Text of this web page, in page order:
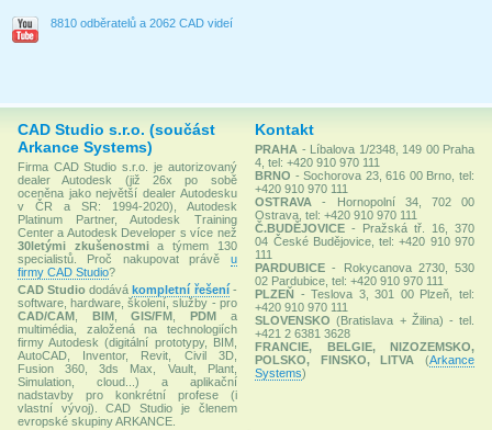
8810 odběratelů a 2062 CAD videí
CAD Studio s.r.o. (součást
Arkance Systems)
Firma CAD Studio s.r.o. je autorizovaný
dealer Autodesk (již 26x po sobě
oceněna jako největší dealer Autodesku
v ČR a SR: 1994-2020), Autodesk
Platinum Partner, Autodesk Training
Center a Autodesk Developer s více než
30letými zkušenostmia týmem 130
specialistů. Proč nakupovat právě u
firmy CAD Studio?
CAD Studio dodávákompletní řešení-
software, hardware, školení, služby - pro
CAD/CAM
BIM,GIS/FM ,PDM a
multimédia, založená na technologiích
firmy Autodesk (digitální prototypy, BIM,
AutoCAD, Inventor, Revit, Civil 3D,
Fusion 360, 3ds Max, Vault, Plant,
Simulation, cloud...) a aplikační
nadstavby pro konkrétní profese (i
vlastní vývoj). CAD Studio je členem
evropské skupiny ARKANCE.
Kontakt
PRAHA - Líbalova 1/2348, 149 00 Praha
4, tel: +420 910 970 111
BRNO - Sochorova 23, 616 00 Brno, tel:
+420 910 970 111
OSTRAVA
- Hornopolní 34, 702 00
Ostrava, tel: +420 910 970 111
Č.BUDĚJOVICE - Pražská tř. 16, 370
04 České Budějovice, tel: +420 910 970
111
PARDUBICE - Rokycanova 2730, 530
02 Pardubice, tel: +420 910 970 111
PLZEŇ - Teslova 3, 301 00 Plzeň, tel:
+420 910 970 111
SLOVENSKO (Bratislava + Žilina) - tel.
+421 2 6381 3628
FRANCIE, BELGIE, NIZOZEMSKO,
POLSKO, FINSKO, LITVA
(Arkance
Systems)